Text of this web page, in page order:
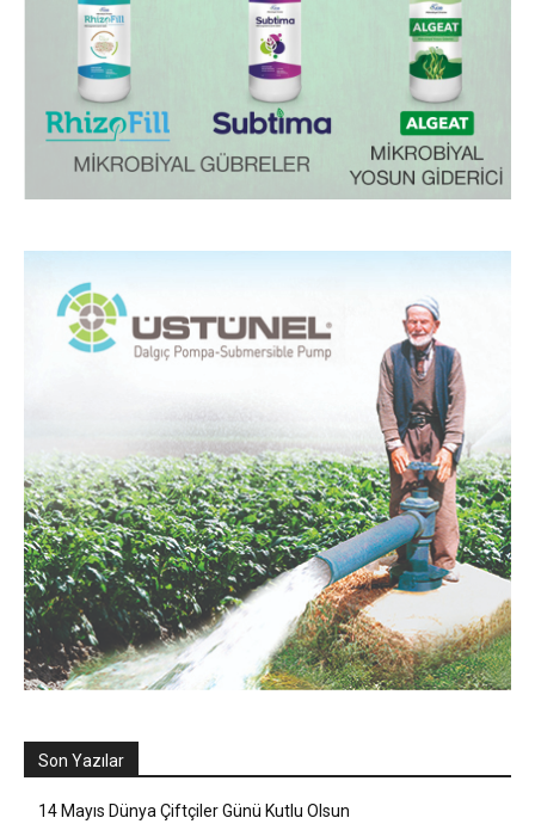
Son Yazılar
14 Mayıs Dünya Çiftçiler Günü Kutlu Olsun